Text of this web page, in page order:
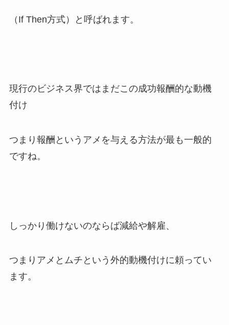
（If Then方式）と呼ばれます。
現行のビジネス界ではまだこの成功報酬的な動機
付け
つまり報酬というアメを与える方法が最も一般的
ですね。
しっかり働けないのならば減給や解雇、
つまりアメとムチという外的動機付けに頼ってい
ます。